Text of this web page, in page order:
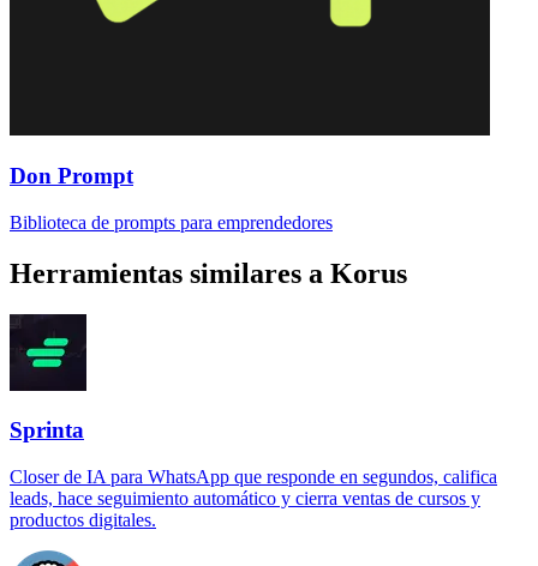
Don Prompt
Biblioteca de prompts para emprendedores
Herramientas similares a Korus
Sprinta
Closer de IA para WhatsApp que responde en segundos, califica
leads, hace seguimiento automático y cierra ventas de cursos y
productos digitales.